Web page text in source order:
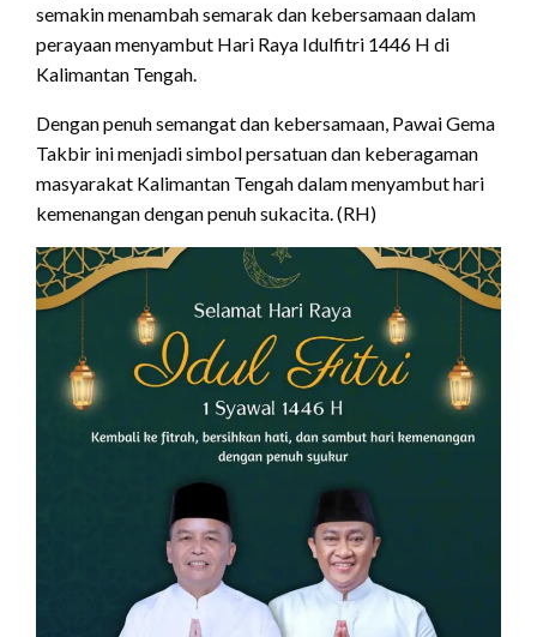
semakin menambah semarak dan kebersamaan dalam
perayaan menyambut Hari Raya Idulfitri 1446 H di
Kalimantan Tengah.
Dengan penuh semangat dan kebersamaan, Pawai Gema
Takbir ini menjadi simbol persatuan dan keberagaman
masyarakat Kalimantan Tengah dalam menyambut hari
kemenangan dengan penuh sukacita. (RH)